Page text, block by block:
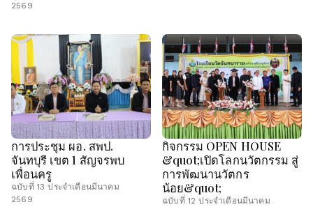
2569
การประชุม ผอ. สพป.
จันทบุรี เขต 1 สัญจรพบ
เพื่อนครู
ฉบับที่ 13 ประจำเดือนมีนาคม
2569
กิจกรรม OPEN HOUSE
&quot;เปิดโลกนวัตกรรม สู่
การพัฒนานวัตกร
น้อย&quot;
ฉบับที่ 12 ประจำเดือนมีนาคม